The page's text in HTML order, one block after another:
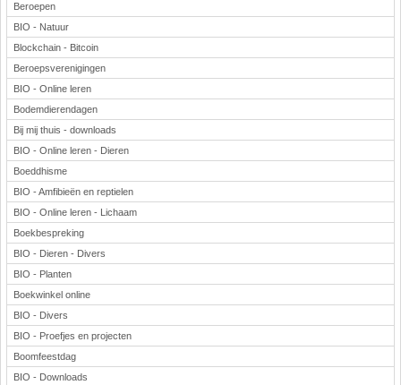
Beroepen
BIO - Natuur
Blockchain - Bitcoin
Beroepsverenigingen
BIO - Online leren
Bodemdierendagen
Bij mij thuis - downloads
BIO - Online leren - Dieren
Boeddhisme
BIO - Amfibieën en reptielen
BIO - Online leren - Lichaam
Boekbespreking
BIO - Dieren - Divers
BIO - Planten
Boekwinkel online
BIO - Divers
BIO - Proefjes en projecten
Boomfeestdag
BIO - Downloads